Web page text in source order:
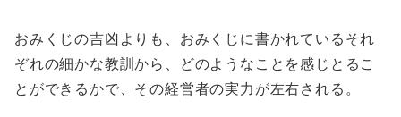
おみくじの吉凶よりも、おみくじに書かれているそれ
ぞれの細かな教訓から、どのようなことを感じとるこ
とができるかで、その経営者の実力が左右される。